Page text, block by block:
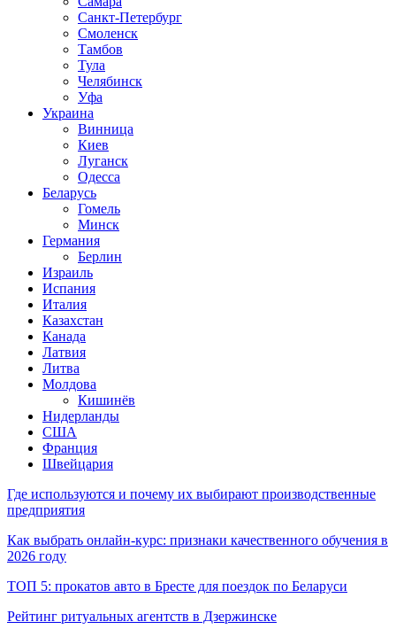
Санкт-Петербург
Смоленск
Тамбов
Тула
Челябинск
Уфа
Украина
Винница
Киев
Луганск
Одесса
Беларусь
Гомель
Минск
Германия
Берлин
Израиль
Испания
Италия
Казахстан
Канада
Латвия
Литва
Молдова
Кишинёв
Нидерланды
США
Франция
Швейцария
Где используются и почему их выбирают производственные
предприятия
Как выбрать онлайн-курс: признаки качественного обучения в
2026 году
ТОП 5: прокатов авто в Бресте для поездок по Беларуси
Рейтинг ритуальных агентств в Дзержинске